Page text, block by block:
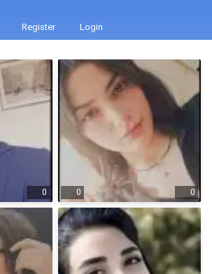
Register Login
0 0 0